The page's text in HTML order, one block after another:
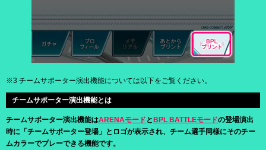
※3 チームサポーター演出機能については以下をご覧ください。
チームサポーター演出機能とは
チームサポーター演出機能はARENAモード とBPL BATTLEモードの登場演出
時に「チームサポーター登場」とロゴが表示され、チーム選手同様にそのチー
ムカラーでプレーできる機能です。